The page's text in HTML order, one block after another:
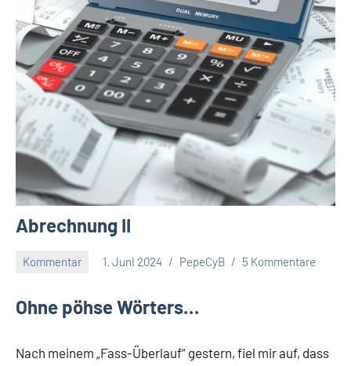
Abrechnung II
Kommentar 1. Juni 2024 PepeCyB 5 Kommentare
Ohne pöhse Wörters…
Nach meinem „Fass-Überlauf“ gestern, fiel mir auf, dass